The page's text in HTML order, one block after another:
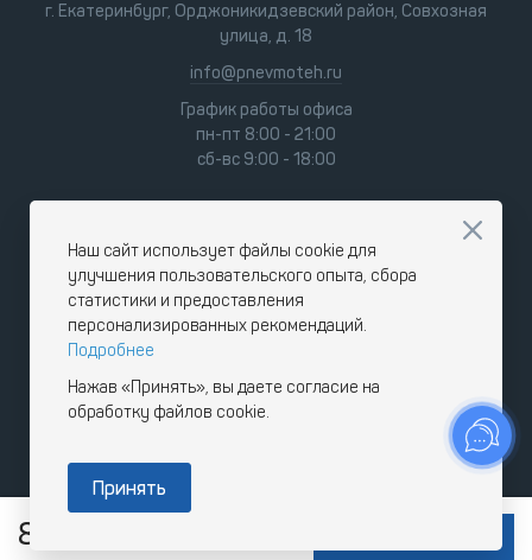
820
г. Екатеринбург, Орджоникидзевский район, Совхозная
улица, д. 18
info@pnevmoteh.ru
График работы офиса
пн-пт 8:00 - 21:00
сб-вс 9:00 - 18:00
Наш сайт использует файлы cookie для
улучшения пользовательского опыта, сбора
статистики и предоставления
персонализированных рекомендаций.
Подробнее
Нажав «Принять», вы даете согласие на
обработку файлов cookie.
Принять